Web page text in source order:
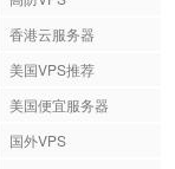
香港云服务器
美国VPS推荐
美国便宜服务器
国外VPS